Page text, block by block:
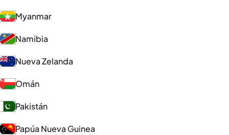
Myanmar
Namibia
Nueva Zelanda
Omán
Pakistán
Papúa Nueva Guinea